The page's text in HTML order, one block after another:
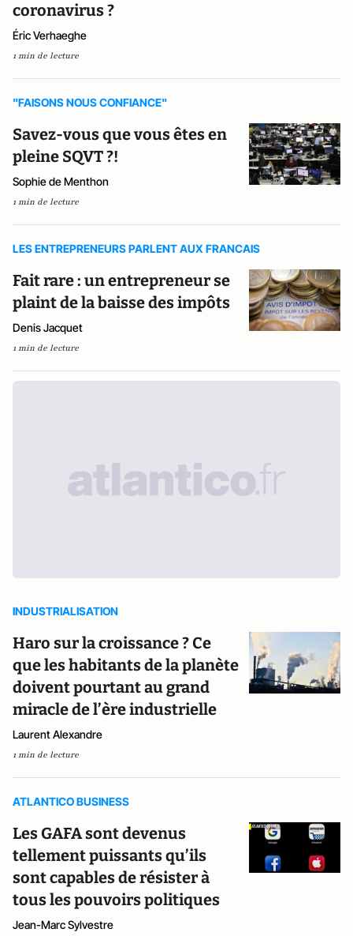
coronavirus ?
Éric Verhaeghe
1 min de lecture
"FAISONS NOUS CONFIANCE"
Savez-vous que vous êtes en
pleine SQVT ?!
Sophie de Menthon
1 min de lecture
LES ENTREPRENEURS PARLENT AUX FRANCAIS
Fait rare : un entrepreneur se
plaint de la baisse des impôts
Denis Jacquet
1 min de lecture
INDUSTRIALISATION
Haro sur la croissance ? Ce
que les habitants de la planète
doivent pourtant au grand
miracle de l’ère industrielle
Laurent Alexandre
1 min de lecture
ATLANTICO BUSINESS
Les GAFA sont devenus
tellement puissants qu’ils
sont capables de résister à
tous les pouvoirs politiques
Jean-Marc Sylvestre